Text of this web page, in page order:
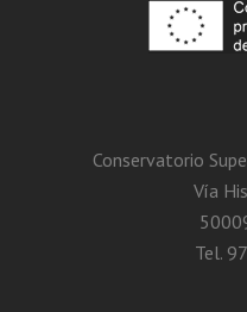
Conservatorio
Vía
Tel.